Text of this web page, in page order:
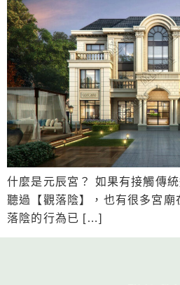
什麼是元辰宮？ 如果有接觸傳
聽過【觀落陰】，也有很多宮廟
落陰的行為已 […]